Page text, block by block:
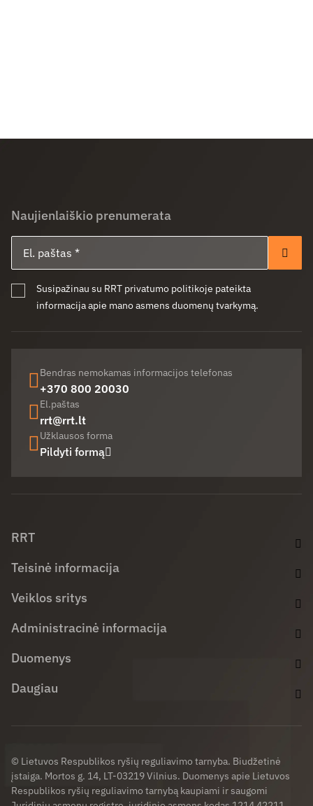
Naujienlaiškio prenumerata
Susipažinau su RRT privatumo politikoje pateikta
informacija apie mano asmens duomenų tvarkymą.
Bendras nemokamas informacijos telefonas
+370 800 20030
El.paštas
rrt@rrt.lt
Užklausos forma
Pildyti formą
RRT
Teisinė informacija
Veiklos sritys
Administracinė informacija
Duomenys
Daugiau
© Lietuvos Respublikos ryšių reguliavimo tarnyba. Biudžetinė
įstaiga. Mortos g. 14, LT-03219 Vilnius. Duomenys apie Lietuvos
Respublikos ryšių reguliavimo tarnybą kaupiami ir saugomi